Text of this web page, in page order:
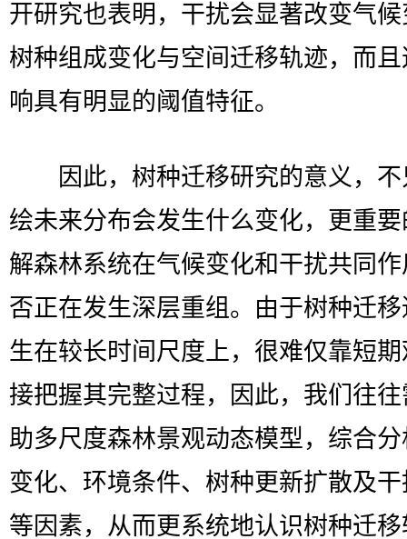
开研究也表明，干扰会显著改变气
树种组成变化与空间迁移轨迹，而
响具有明显的阈值特征。
因此，树种迁移研究的意义，不
绘未来分布会发生什么变化，更重
解森林系统在气候变化和干扰共同
否正在发生深层重组。由于树种迁
生在较长时间尺度上，很难仅靠短
接把握其完整过程，因此，我们往
助多尺度森林景观动态模型，综合
变化、环境条件、树种更新扩散及
等因素，从而更系统地认识树种迁